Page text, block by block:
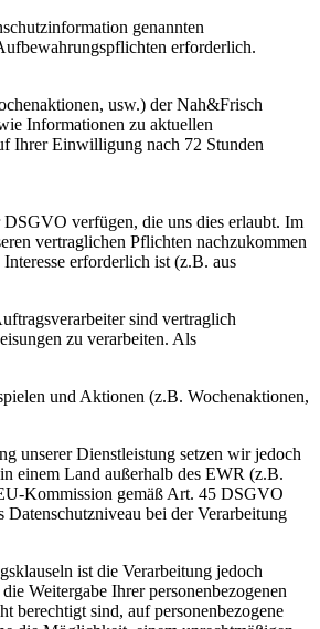
genannten
erforderlich.
usw.) der Nah&Frisch
Informationen zu aktuellen
Ihrer Einwilligung nach 72 Stunden
DSGVO verfügen, die uns dies erlaubt. Im
vertraglichen Pflichten nachzukommen
erforderlich ist (z.B. aus
sind vertraglich
zu verarbeiten. Als
und Aktionen (z.B. Wochenaktionen,
unserer Dienstleistung setzen wir jedoch
einem Land außerhalb des EWR (z.B.
Kommission gemäß Art. 45 DSGVO
bei der Verarbeitung
ist die Verarbeitung jedoch
Weitergabe Ihrer personenbezogenen
berechtigt sind, auf personenbezogene